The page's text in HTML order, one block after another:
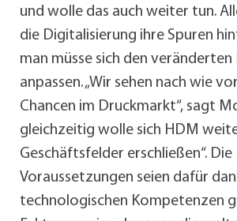
und wolle das auch weiter tun.
die Digitalisierung ihre Spuren
man müsse sich den
anpassen. „Wir sehen nach wie
Chancen im Druckmarkt“, sagt
gleichzeitig wolle sich HDM
Geschäftsfelder erschließen“. Die
Voraussetzungen seien dafür
technologischen Kompetenzen